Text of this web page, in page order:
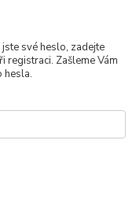
své heslo, zadejte
registraci. Zašleme Vám
hesla.